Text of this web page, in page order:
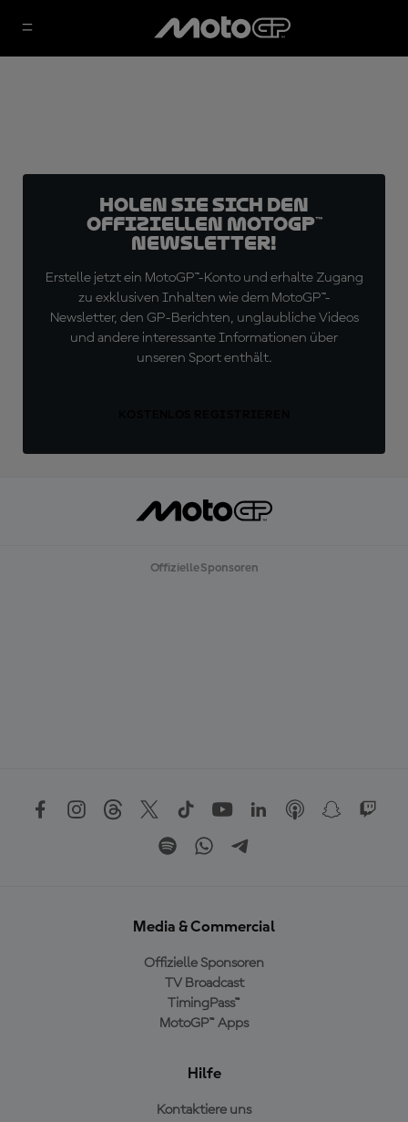
Holen Sie sich den
offiziellen MotoGP™
Newsletter!
Erstelle jetzt ein MotoGP™-Konto und erhalte Zugang
zu exklusiven Inhalten wie dem MotoGP™-
Newsletter, den GP-Berichten, unglaubliche Videos
und andere interessante Informationen über
unseren Sport enthält.
Offizielle Sponsoren
Media & Commercial
Offizielle Sponsoren
TV Broadcast
TimingPass™
MotoGP™ Apps
Hilfe
Kontaktiere uns